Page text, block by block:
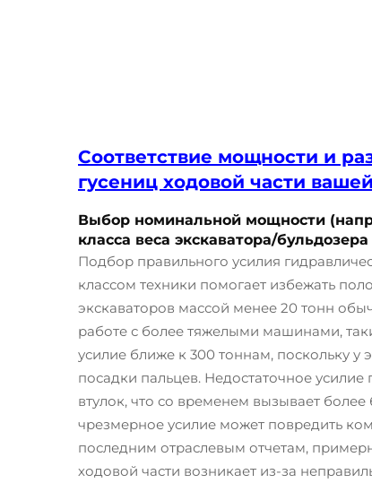
Соответствие мощности и
гусениц ходовой части
Выбор номинальной мощности
класса веса экскаватора/
Подбор правильного усилия
классом техники помогает избежать
экскаваторов массой менее 20 тонн
работе с более тяжелыми машинами,
усилие ближе к 300 тоннам, поскольку
посадки пальцев. Недостаточное
втулок, что со временем вызывает
чрезмерное усилие может повредить
последним отраслевым отчетам,
ходовой части возникает из-за